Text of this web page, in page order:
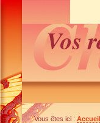
Vos
Vous êtes ici : Accueil